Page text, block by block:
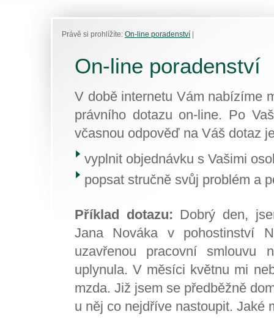
Právě si prohlížíte: On-line poradenství
On-line poradenství
V době internetu Vám nabízíme
právního dotazu on-line. Po
včasnou odpověď na Váš dotaz
vyplnit objednávku s Vašimi
popsat stručně svůj problém a
Příklad dotazu: Dobrý den,
Jana Nováka v pohostinství
uzavřenou pracovní
uplynula. V měsíci květnu mi
mzda. Již jsem se předběžně
u něj co nejdříve nastoupit. Jaké